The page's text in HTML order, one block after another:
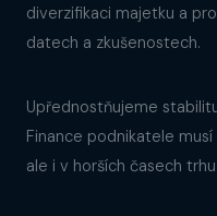
diverzifikaci majetku a
datech a zkušenostech.
Upřednostňujeme
Finance podnikatele
ale i v horších časech